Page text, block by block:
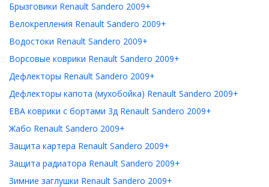
Брызговики Renault Sandero 2009+
Велокрепления Renault Sandero 2009+
Водостоки Renault Sandero 2009+
Ворсовые коврики Renault Sandero 2009+
Дефлекторы Renault Sandero 2009+
Дефлекторы капота (мухобойка) Renault Sandero 2009+
ЕВА коврики с бортами 3д Renault Sandero 2009+
Жабо Renault Sandero 2009+
Защита картера Renault Sandero 2009+
Защита радиатора Renault Sandero 2009+
Зимние заглушки Renault Sandero 2009+